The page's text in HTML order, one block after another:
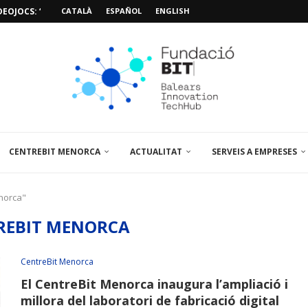
“MISSIÓ POSIDÒNIA PRO”
CATALÀ ESPAÑOL ENGLISH
CENTREBIT MENORCA ACTUALITAT SERVEIS A EMPRESES
MENORCA
CentreBit Menorca
El CentreBit Menorca inaugura l’ampliació i
millora del laboratori de fabricació digital